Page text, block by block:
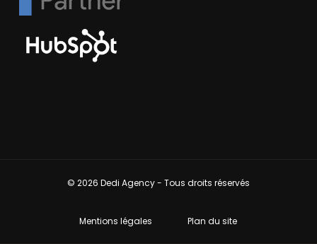
© 2026 Dedi Agency - Tous droits réservés
Mentions légales Plan du site